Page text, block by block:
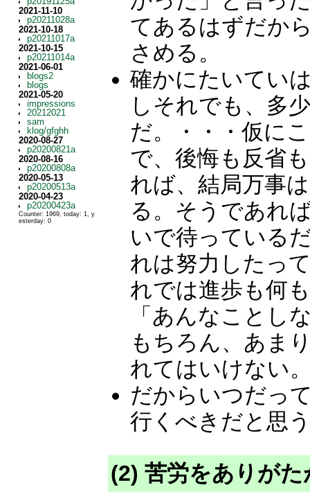
2021-11-10
p20211028a
2021-10-18
p20211017a
2021-10-15
p20211014a
2021-06-01
blogs2
blogs
2021-05-20
impressions
20212021
sam
klog/gfghh
2020-08-27
p20200821a
2020-08-16
p20200808a
2020-05-13
p20200513a
2020-04-23
p20200423a
Counter: 1969, today: 1, y
esterday: 0
てあるはずだか
さめる。
確かにたいてい
しそれでも、多
だ。・・・仮に
で、後悔も反省
れば、結局万事
る。そうであれ
いで待っている
れは努力したっ
れでは進歩も何
「あんなことし
もちろん、あま
れてはいけない
だからいつだっ
行くべきだと思
(2) 苦労をありがた